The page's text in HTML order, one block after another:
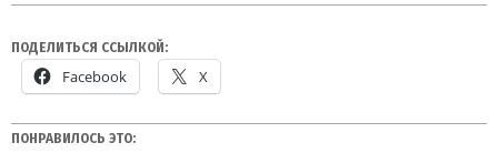
ПОДЕЛИТЬСЯ ССЫЛКОЙ:
Facebook X
ПОНРАВИЛОСЬ ЭТО: